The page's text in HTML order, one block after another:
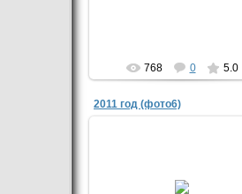
768 0 5.0
2011 год (фото6)